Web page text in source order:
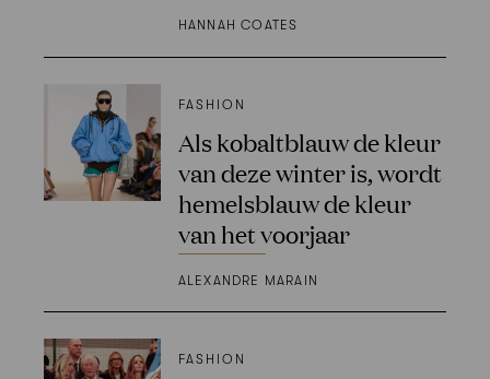
HANNAH COATES
FASHION
Als kobaltblauw de kleur
van deze winter is, wordt
hemelsblauw de kleur
van het voorjaar
ALEXANDRE MARAIN
FASHION